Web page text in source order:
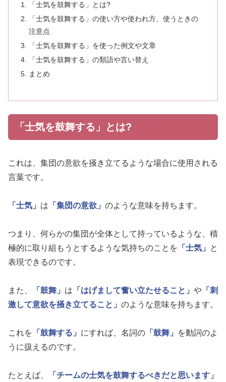
「士気を鼓舞する」とは?
「士気を鼓舞する」の使い方や使われ方、使うときの
注意点
「士気を鼓舞する」を使った例文や文章
「士気を鼓舞する」の類語や言い替え
まとめ
「士気を鼓舞する」とは?
これは、集団の意欲を掻き立てるような場合に使用される
言葉です。
「士気」 は 「集団の意欲」 のような意味を持ちます。
つまり、何らかの集団が全体として持っているような、積
極的に取り組もうとするような気持ちのことを 「士気」
と
表現できるのです。
また、 「鼓舞」 は 「はげまして奮い立たせること」 や 「刺
激して意欲を掻き立てること」 のような意味を持ちます。
これを 「鼓舞する」 にすれば、名詞の 「鼓舞」
を動詞のよ
うに扱えるのです。
たとえば、 「チームの士気を鼓舞するべきだと思います」